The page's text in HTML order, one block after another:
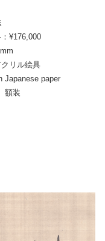
¥176,000
リル絵具
Japanese paper
装